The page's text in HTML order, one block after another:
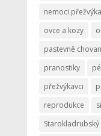
nemoci
ovce a kozy
pastevně
pranostiky
přežvýkavci
reprodukce
Starokladrubský